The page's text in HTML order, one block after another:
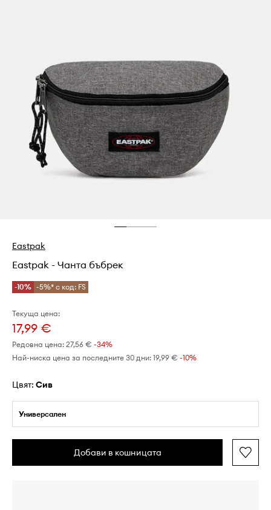
Eastpak
Eastpak - Чанта бъбрек
-10% -5%* с код: FS
Текуща цена:
17,99 €
Редовна цена: 27,56 € -34%
Най-ниска цена за последните 30 дни: 19,99 € -10%
Цвят: сив
Универсален
Добави в кошницата